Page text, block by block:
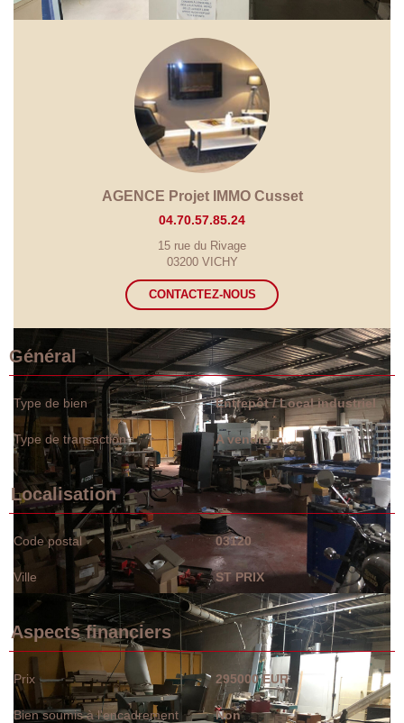
AGENCE Projet IMMO Cusset
04.70.57.85.24
15 rue du Rivage
03200 VICHY
CONTACTEZ-NOUS
Général
Type de bien Entrepôt / Local industriel
Type de transaction A vendre
Localisation
Code postal 03120
Ville ST PRIX
Aspects financiers
Prix 295000 EUR
Bien soumis à l'encadrement
Non